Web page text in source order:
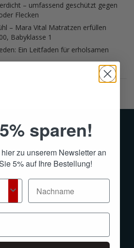
– umfassend geschützt gegen
Flecken
– Mara Vital Matratzen erfüllen
Babyklasse 1
Ein Leitfaden für erholsamen
sparen!
zu unserem Newsletter an
5% auf Ihre Bestellung!